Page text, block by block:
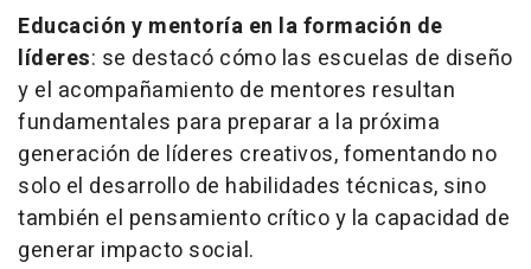
Educación y mentoría en la formación de
líderes: se destacó cómo las escuelas de diseño
y el acompañamiento de mentores resultan
fundamentales para preparar a la próxima
generación de líderes creativos, fomentando no
solo el desarrollo de habilidades técnicas, sino
también el pensamiento crítico y la capacidad de
generar impacto social.